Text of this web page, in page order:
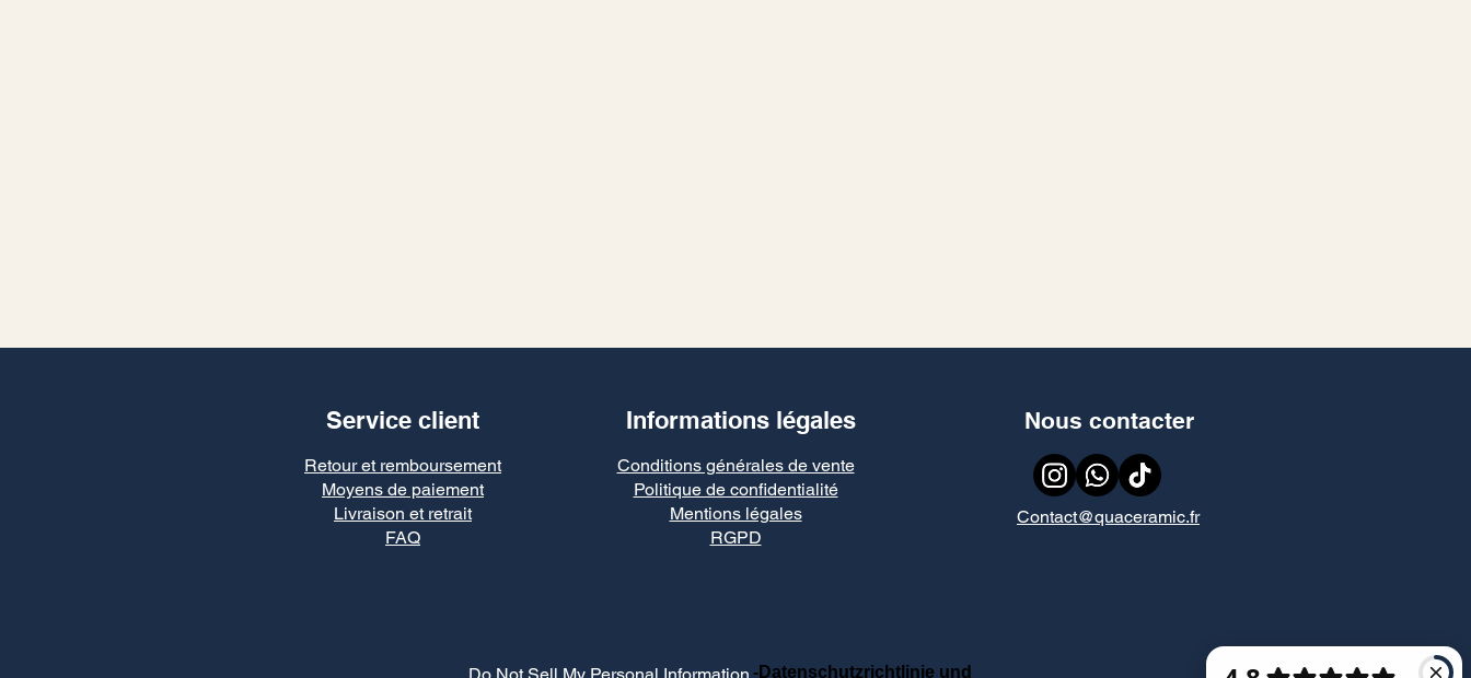
Service client Informations légales
Retour et remboursement
Moyens de paiement
Livraison et retrait
FAQ
Conditions générales de vente
Politique de confidentialité
Mentions légales
RGPD
Nous contacter
Contact@quaceramic.fr
-Datenschutzrichtlinie und